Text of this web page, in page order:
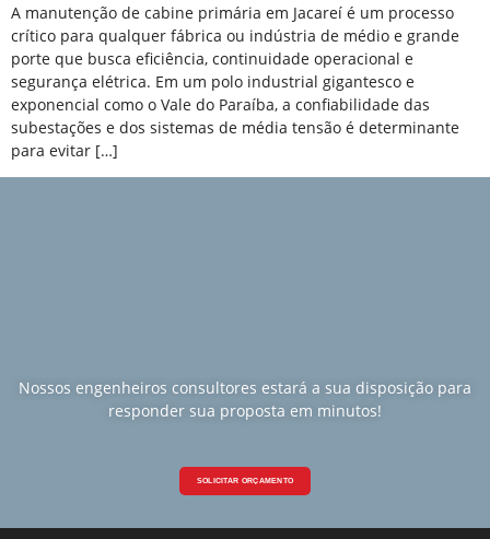
A manutenção de cabine primária em Jacareí é um processo
crítico para qualquer fábrica ou indústria de médio e grande
porte que busca eficiência, continuidade operacional e
segurança elétrica. Em um polo industrial gigantesco e
exponencial como o Vale do Paraíba, a confiabilidade das
subestações e dos sistemas de média tensão é determinante
para evitar […]
Nossos engenheiros consultores estará a sua disposição para
responder sua proposta em minutos!
SOLICITAR ORÇAMENTO